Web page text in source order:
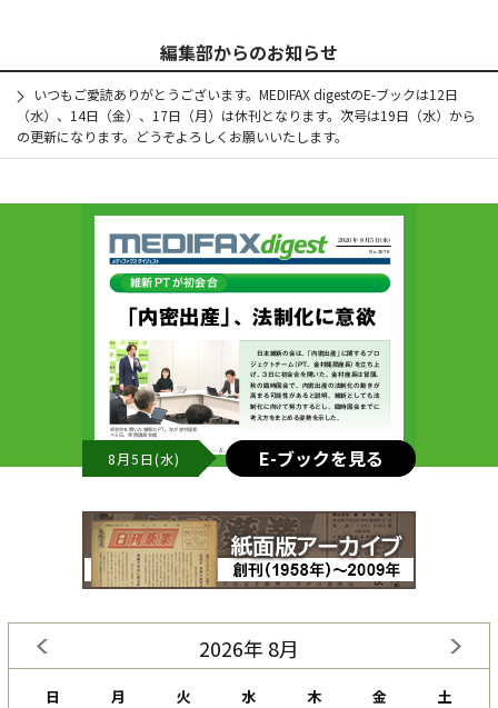
編集部からのお知らせ
いつもご愛読ありがとうございます。MEDIFAX digestのE-ブックは12日
（水）、14日（金）、17日（月）は休刊となります。次号は19日（水）から
の更新になります。どうぞよろしくお願いいたします。
8月5日(水) E-ブックを見る
2026年 8月
日 月 火 水 木 金 土